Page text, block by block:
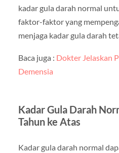
kadar gula darah normal
faktor-faktor yang
menjaga kadar gula darah
Baca juga : Dokter Jelaskan
Demensia
Kadar Gula Darah
Tahun ke Atas
Kadar gula darah normal